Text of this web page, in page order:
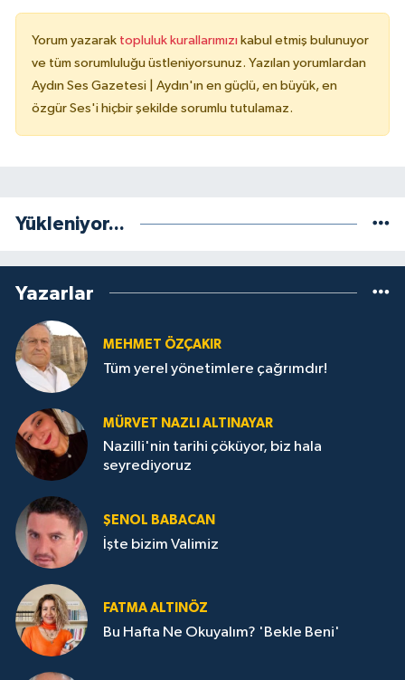
Yorum yazarak topluluk kurallarımızı kabul etmiş bulunuyor
ve tüm sorumluluğu üstleniyorsunuz. Yazılan yorumlardan
Aydın Ses Gazetesi | Aydın'ın en güçlü, en büyük, en
özgür Ses'i hiçbir şekilde sorumlu tutulamaz.
Yükleniyor...
Yazarlar
MEHMET ÖZÇAKIR
Tüm yerel yönetimlere çağrımdır!
MÜRVET NAZLI ALTINAYAR
Nazilli'nin tarihi çöküyor, biz hala
seyrediyoruz
ŞENOL BABACAN
İşte bizim Valimiz
FATMA ALTINÖZ
Bu Hafta Ne Okuyalım? 'Bekle Beni'